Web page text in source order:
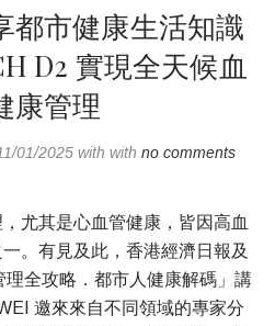
都市健康生活知識
D2 實現全天候血
康管理
01/2025 with with no comments
尤其是心血管健康，皆因高血
。有見及此，香港經濟日報及
全攻略．都市人健康解碼」講
邀來來自不同領域的專家分